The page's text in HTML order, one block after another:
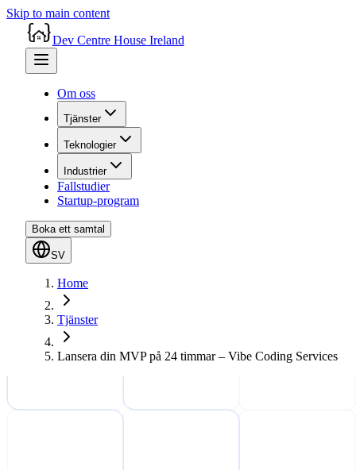
Skip to main content
Dev Centre House Ireland
Om oss
Tjänster
Teknologier
Industrier
Fallstudier
Startup-program
Boka ett samtal
SV
Home
Tjänster
Lansera din MVP på 24 timmar – Vibe Coding Services